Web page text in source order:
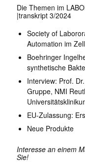
Die Themen im
|transkript 3/2024
Society of
Automation im
Boehringer
synthetische
Interview: Prof.
Gruppe, NMI
EU-Zulassung:
Neue Produkte
Interesse an einem
Sie!